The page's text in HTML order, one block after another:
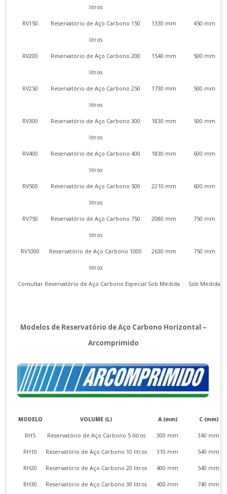
litros
RV150 Reservatório de Aço Carbono 150
litros
1330 mm 450 mm
RV200 Reservatório de Aço Carbono 200
litros
1540 mm 500 mm
RV250 Reservatório de Aço Carbono 250
litros
1730 mm 500 mm
RV300 Reservatório de Aço Carbono 300
litros
1830 mm 500 mm
RV400 Reservatório de Aço Carbono 400
litros
1830 mm 600 mm
RV500 Reservatório de Aço Carbono 500
litros
2210 mm 600 mm
RV750 Reservatório de Aço Carbono 750
litros
2080 mm 750 mm
RV1000 Reservatório de Aço Carbono 1000
litros
2630 mm 750 mm
Consultar Reservatório de Aço Carbono Especial Sob Medida Sob Medida
Modelos de Reservatório de Aço Carbono Horizontal –
Arcomprimido
MODELO VOLUME (L) A (mm) C (mm)
RH5 Reservatório de Aço Carbono 5 litros 300 mm 340 mm
RH10 Reservatório de Aço Carbono 10 litros 310 mm 540 mm
RH20 Reservatório de Aço Carbono 20 litros 400 mm 540 mm
RH30 Reservatório de Aço Carbono 30 litros 400 mm 740 mm